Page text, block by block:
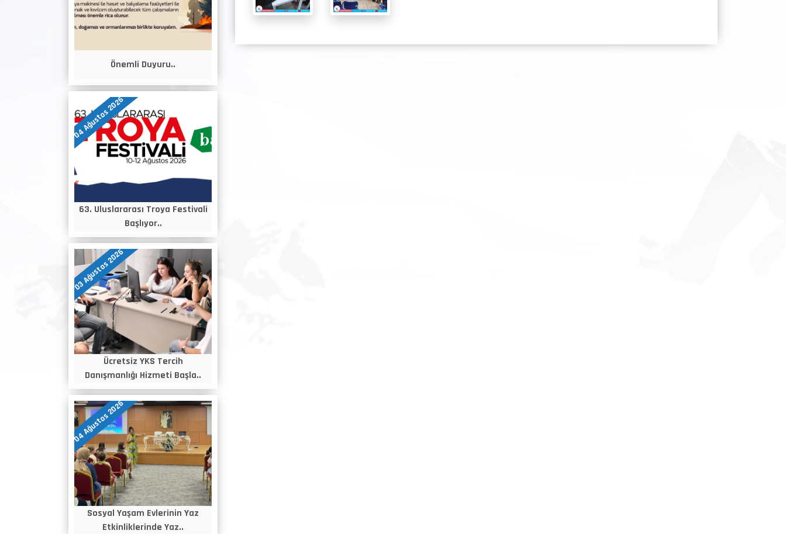
Önemli Duyuru..
04 Ağustos 2026
63. Uluslararası Troya Festivali
Başlıyor..
03 Ağustos 2026
Ücretsiz YKS Tercih
Danışmanlığı Hizmeti Başla..
04 Ağustos 2026
Sosyal Yaşam Evlerinin Yaz
Etkinliklerinde Yaz..